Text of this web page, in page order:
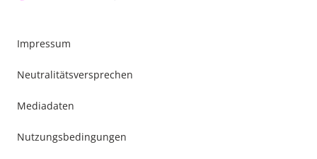
Impressum
Neutralitätsversprechen
Mediadaten
Nutzungsbedingungen